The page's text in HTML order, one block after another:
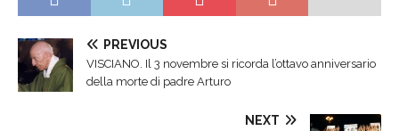
PREVIOUS
VISCIANO. Il 3 novembre si ricorda l’ottavo anniversario
della morte di padre Arturo
NEXT